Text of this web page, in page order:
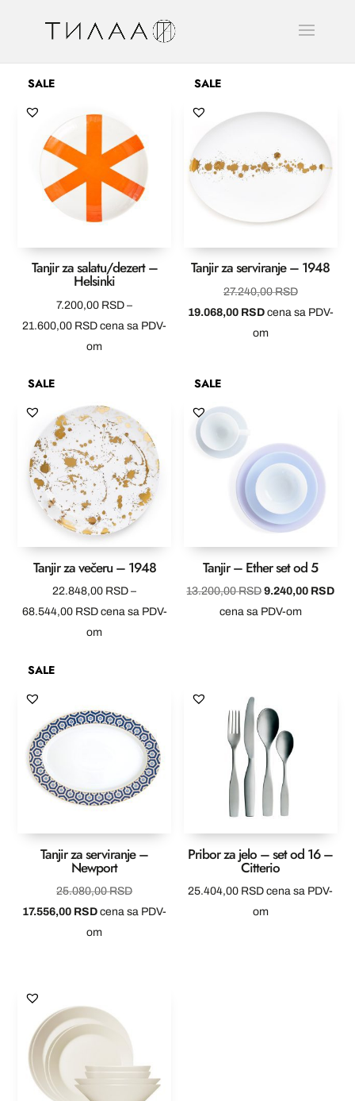
SALE
Tanjir za salatu/dezert –
Helsinki
7.200,00 RSD –
21.600,00 RSDRaspon
cena:
do
21.600,00 RSD
cena sa PDV-
om
SALE
Tanjir za serviranje – 1948
27.240,00RSDOriginalna
cena
19.068,00 RSDTrenutna
cena
cena sa PDV-
om
SALE
Tanjir za večeru – 1948
22.848,00 RSD –
68.544,00 RSDRaspon
cena:
68.544,00 RSD
cena sa PDV-
om
SALE
Tanjir – Ether set od 5
13.200,00RSDOriginalna
cena
9.240,00 RSD
cena sa PDV-om
SALE
Tanjir za serviranje –
Newport
25.080,00RSDOriginalna
cena
17.556,00 RSDTrenutna
cena
cena sa PDV-
om
Pribor za jelo – set od 16 –
Citterio
25.404,00 RSD cena sa PDV-
om